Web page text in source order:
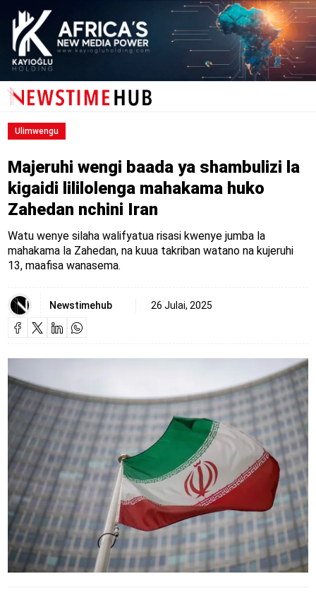
Ulimwengu
Majeruhi wengi baada ya shambulizi la
kigaidi lililolenga mahakama huko
Zahedan nchini Iran
Watu wenye silaha walifyatua risasi kwenye jumba la
mahakama la Zahedan, na kuua takriban watano na kujeruhi
13, maafisa wanasema.
Newstimehub 26 Julai, 2025